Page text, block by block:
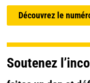
Découvrez le
Soutenez